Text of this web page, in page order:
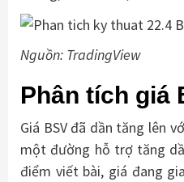
Nguồn: TradingView
Phân tích giá
Giá BSV đã dần tăng lên
một đường hỗ trợ tăng
điểm viết bài, giá đang